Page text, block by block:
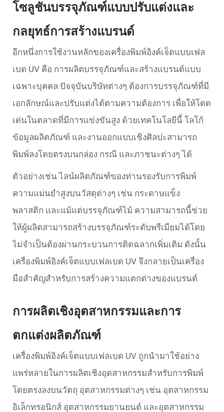
โซลูชันบรรจุภัณฑ์แบบปรับแต่งและ
กลยุทธ์การสร้างแบรนด์
อีกหนึ่งการใช้งานหลักของเครื่องพิมพ์อิงค์เจ็ตแบบเฟล
เบด UV คือ การผลิตบรรจุภัณฑ์และสร้างแบรนด์แบบ
เฉพาะบุคคล ปัจจุบันบริษัทต่างๆ ต้องการบรรจุภัณฑ์ที่มี
เอกลักษณ์และปรับแต่งได้ตามความต้องการ เพื่อให้โดด
เด่นในตลาดที่มีการแข่งขันสูง ด้วยเทคโนโลยีนี้ โลโก้
ข้อมูลผลิตภัณฑ์ และงานออกแบบเชิงศิลปะสามารถ
พิมพ์ลงโดยตรงบนกล่อง กรณี และภาชนะต่างๆ ได้
ตัวอย่างเช่น ไลน์ผลิตภัณฑ์ของท่านรองรับการพิมพ์
ความแม่นยำสูงบนวัสดุต่างๆ เช่น กระดาษแข็ง
พลาสติก และแม้แต่บรรจุภัณฑ์ไม้ ความสามารถนี้ช่วย
ให้ผู้ผลิตสามารถสร้างบรรจุภัณฑ์ระดับพรีเมียมได้โดย
ไม่จำเป็นต้องผ่านกระบวนการติดฉลากเพิ่มเติม ดังนั้น
เครื่องพิมพ์อิงค์เจ็ตแบบเฟลเบด UV จึงกลายเป็นเครื่อง
มือสำคัญสำหรับการสร้างความแตกต่างของแบรนด์
การผลิตเชิงอุตสาหกรรมและการ
ตกแต่งผลิตภัณฑ์
เครื่องพิมพ์อิงค์เจ็ตแบบเฟลเบด UV ถูกนำมาใช้อย่าง
แพร่หลายในการผลิตเชิงอุตสาหกรรมสำหรับการพิมพ์
โดยตรงลงบนวัตถุ อุตสาหกรรมต่างๆ เช่น อุตสาหกรรม
อิเล็กทรอนิกส์ อุตสาหกรรมยานยนต์ และอุตสาหกรรม